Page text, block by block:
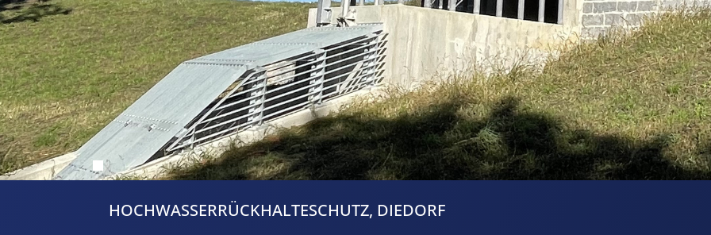
HOCHWASSERRÜCKHALTESCHUTZ, DIEDORF